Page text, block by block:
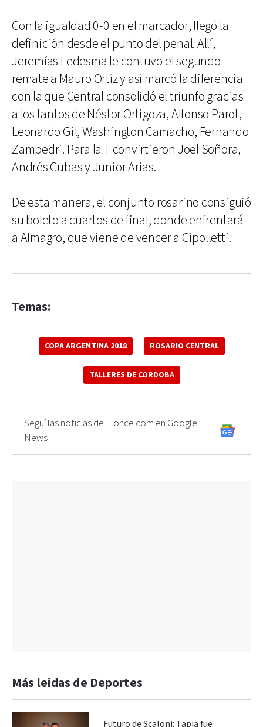
Con la igualdad 0-0 en el marcador, llegó la
definición desde el punto del penal. Allí,
Jeremías Ledesma le contuvo el segundo
remate a Mauro Ortíz y así marcó la diferencia
con la que Central consolidó el triunfo gracias
a los tantos de Néstor Ortigoza, Alfonso Parot,
Leonardo Gil, Washington Camacho, Fernando
Zampedri. Para la T convirtieron Joel Soñora,
Andrés Cubas y Junior Arias.
De esta manera, el conjunto rosarino consiguió
su boleto a cuartos de final, donde enfrentará
a Almagro, que viene de vencer a Cipolletti.
Temas:
COPA ARGENTINA 2018 ROSARIO CENTRAL
TALLERES DE CORDOBA
Seguí las noticias de Elonce.com en Google
News
Más leidas de Deportes
Futuro de Scaloni: Tapia fue